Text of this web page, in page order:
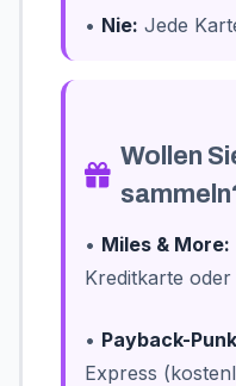
• Nie: Jede
Wollen
• Miles & More:
Kreditkarte
• Payback-
Express